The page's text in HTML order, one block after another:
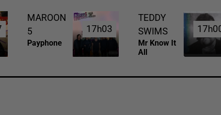
MAROON
5
Payphone
17h03
17h03
TEDDY
SWIMS
Mr Know It
All